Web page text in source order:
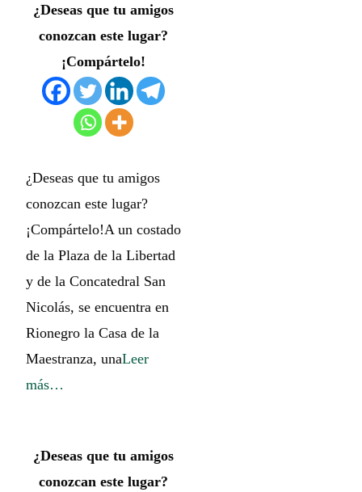
¿Deseas que tu amigos
conozcan este lugar?
¡Compártelo!
¿Deseas que tu amigos
conozcan este lugar?
¡Compártelo!A un costado
de la Plaza de la Libertad
y de la Concatedral San
Nicolás, se encuentra en
Rionegro la Casa de la
Maestranza, unaLeer
más…
¿Deseas que tu amigos
conozcan este lugar?